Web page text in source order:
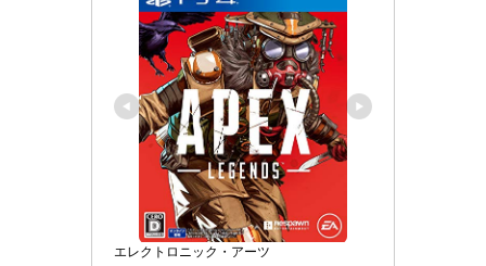
エレクトロニック・アーツ